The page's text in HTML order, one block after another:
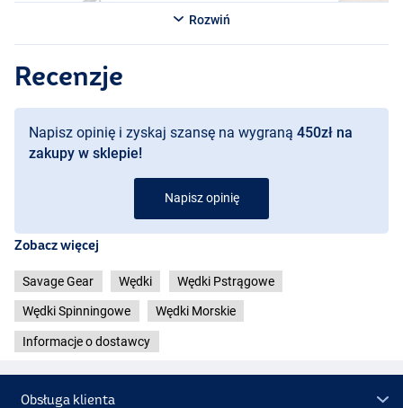
Rozwiń
Recenzje
Napisz opinię i zyskaj szansę na wygraną 450zł na
zakupy w sklepie!
Napisz opinię
Zobacz więcej
Savage Gear Wędki Wędki Pstrągowe
Wędki Spinningowe Wędki Morskie
Informacje o dostawcy
Obsługa klienta